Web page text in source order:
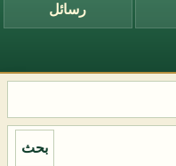
رسائل
بحث